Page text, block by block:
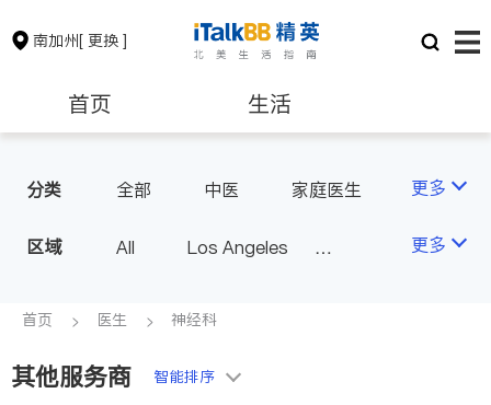
南加州[ 更换 ]
首页 生活
保险理财 房地产租售
银行贷款
建筑装修
分类 全部 中医
家庭医生
眼科
妇科
儿科
心脏科
肠胃肝脏科
更多
区域 All
Los Angeles
Alhambra & San Gabriel
Diamond Bar & Covina
更多
首页 医生 神经科
其他服务商 智能排序